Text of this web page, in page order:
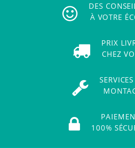
DES
À VOTRE
PRIX
CHEZ
100%